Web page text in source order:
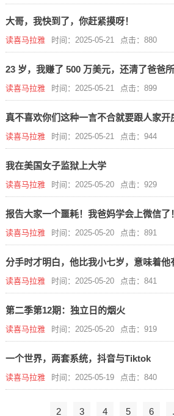
大哥，我快到了，你赶紧摸呀！
读喜马拉雅 时间：2025-05-21 点击：880
23 岁，我赚了 500 万美元，还清了爸爸
读喜马拉雅 时间：2025-05-21 点击：899
真不喜欢你们这种一言不合就要跟人家开
读喜马拉雅 时间：2025-05-21 点击：944
我在美国女子监狱上大学
读喜马拉雅 时间：2025-05-20 点击：929
报告大家一个噩耗！我爸妈学会上微信了！
读喜马拉雅 时间：2025-05-20 点击：891
分手时才明白，他比我小七岁，意味着他
读喜马拉雅 时间：2025-05-20 点击：841
第二季第12期：独立日的烟火
读喜马拉雅 时间：2025-05-20 点击：919
一个世界，两套系统，抖音与Tiktok
读喜马拉雅 时间：2025-05-19 点击：840
2 3 4 5 6